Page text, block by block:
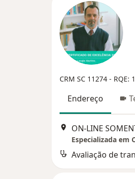
CRM SC 11274 - RQE:
Endereço
ON-LINE
Avaliação de